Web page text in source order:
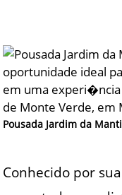
Pousada Jardim da
Conhecido por